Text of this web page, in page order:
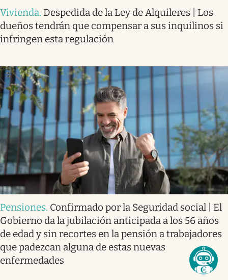
Vivienda. Despedida de la Ley de Alquileres | Los
dueños tendrán que compensar a sus inquilinos si
infringen esta regulación
Pensiones. Confirmado por la Seguridad social | El
Gobierno da la jubilación anticipada a los 56 años
de edad y sin recortes en la pensión a trabajadores
que padezcan alguna de estas nuevas
enfermedades